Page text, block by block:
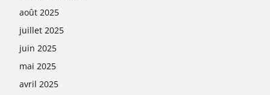
août 2025
juillet 2025
juin 2025
mai 2025
avril 2025